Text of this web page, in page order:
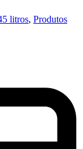
litros, Produtos